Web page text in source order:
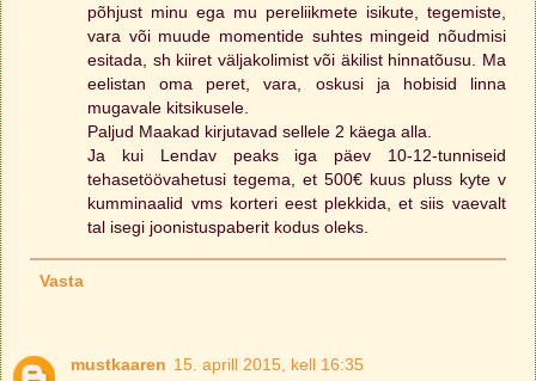
põhjust minu ega mu pereliikmete isikute, tegemiste,
vara või muude momentide suhtes mingeid nõudmisi
esitada, sh kiiret väljakolimist või äkilist hinnatõusu. Ma
eelistan oma peret, vara, oskusi ja hobisid linna
mugavale kitsikusele.
Paljud Maakad kirjutavad sellele 2 käega alla.
Ja kui Lendav peaks iga päev 10-12-tunniseid
tehasetöövahetusi tegema, et 500€ kuus pluss kyte v
kumminaalid vms korteri eest plekkida, et siis vaevalt
tal isegi joonistuspaberit kodus oleks.
Vasta
mustkaaren 15. aprill 2015, kell 16:35